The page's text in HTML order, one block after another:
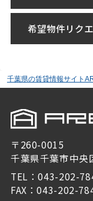
希望物件リク
千葉県の賃貸情報サイト
〒260-0015
千葉県千葉市中央
TEL：043-202-
FAX：043-202-